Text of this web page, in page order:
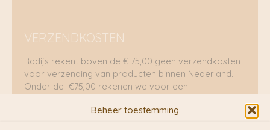
Beheer toestemming
VERZENDKOSTEN
Radijs rekent boven de € 75,00 geen verzendkosten
voor verzending van producten binnen Nederland.
Onder de €75,00 rekenen we voor een